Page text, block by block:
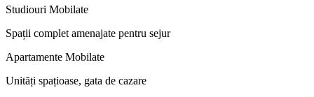
Studiouri Mobilate
Spații complet amenajate pentru sejur
Apartamente Mobilate
Unități spațioase, gata de cazare